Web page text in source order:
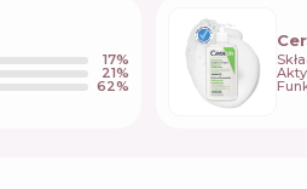
17%
21%
62%